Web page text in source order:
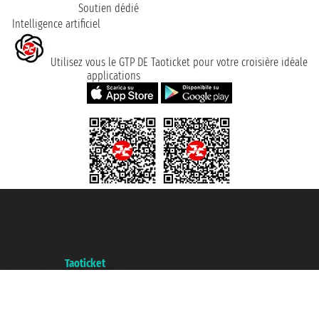
Soutien dédié
Intelligence artificiel
Utilisez vous le GTP DE Taoticket pour votre croisière idéale
applications
Taoticket